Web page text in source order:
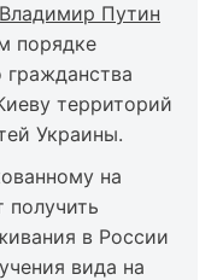
Владимир Путин
порядке
гражданства
территорий
Украины.
на
получить
в России
вида на